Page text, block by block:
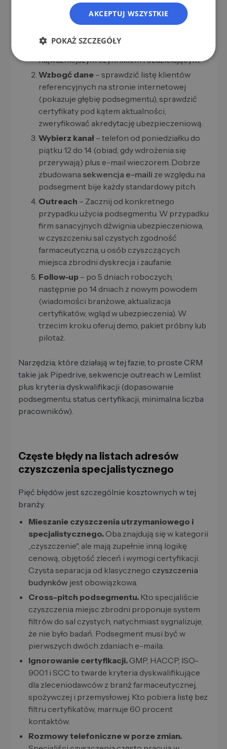
przepływ przebiega tak.
Pobierz listę– z LeadScraper filtrując według
podsegmentu, certyfikacji, zdolności do
obsługi pogotowia i regionu. Podsegment jest
najważniejszym czynnikiem rozdzielającym.
Wzbogć dane – sprawdzić listę klientów
referencyjnych na stronie internetowej
(pokazuje głębię podsegmentu), sprawdzić
certyfikaty pod kątem aktualności,
zweryfikować akredytację ubezpieczeniową.
Wybierz kanał – telefon od poniedziałku do
piątku 12 do 14 (obiad, gdy wdrożenia się
przerywają) plus e-mail wieczorem. Dobrze
zbudowana sekwencja e-maili ze względu na
podsegment bije każdy standardowy pitch.
Outreach – Zacznij od konkretnego
przypadku użycia podsegmentu. W przypadku
firm sanacyjnych dźwignia ubezpieczeniowa,
w czyszczeniu sal czystych zgodność
farmaceutyczna, u osób czyszczących
miejsca zbrodni dyskrecja i zaufanie.
Follow-up – po 5 dniach roboczych,
następnie po 14 dniach z nowym powodem
(wiadomości branżowe, aktualizacja
certyfikatów, wgląd w ubezpieczenia). W
trzecim kroku oferuj demo, pakiet próbny lub
pilotaż.
Narzędzia, które działają w tej fazie, to proste CRM
takie jak Pipedrive, sekwencje outreach w Lemlist
plus kryteria dyskwalifikacji (dopasowanie
podsegmentu, status certyfikacji, minimalna liczba
pracowników).
Częste błędy na listach adresów
czyszczenia specjalistycznego
Pięć błędów jest szczególnie kosztownych w tej
branży.
Mieszanie czyszczenia utrzymaniowego i
specjalistycznego. Oba znajdują się w kategorii
„czyszczenie", ale mają zupełnie inną logikę
cenową, objętość zleceń i wymogi certyfikacji.
Czysta separacja od klasycznego czyszczenia
budynków jest obowiązkowa.
Cross-pitch podsegmentu. Kto specjaliście
czyszczenia miejsc zbrodni proponuje system
filtrów do sal czystych, natychmiast sygnalizuje,
że nie było badań. Podsegment musi być w
pierwszych dwóch zdaniach e-maila.
Ignorowanie certyfikacji. GMP, HACCP, ISO-
9001 i SCC to twarde kryteria dyskwalifikujące
dla zleceniodawców z branż farmaceutycznej,
spożywczej i przemysłowej. Kto pobiera listę bez
filtru certyfikatów, marnuje 60 procent
kontaktów.
Rozmowy telefoniczne w porze zmian.
AKCEPTUJ WSZYSTKIE
POKAŻ SZCZEGÓŁY